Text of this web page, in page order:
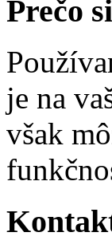
Prečo
je na
však